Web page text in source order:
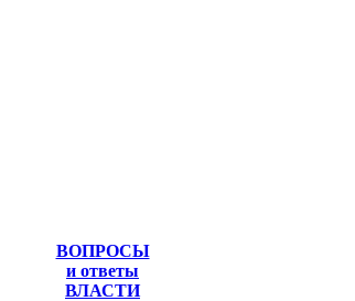
ВОПРОСЫ
и ответы
ВЛАСТИ